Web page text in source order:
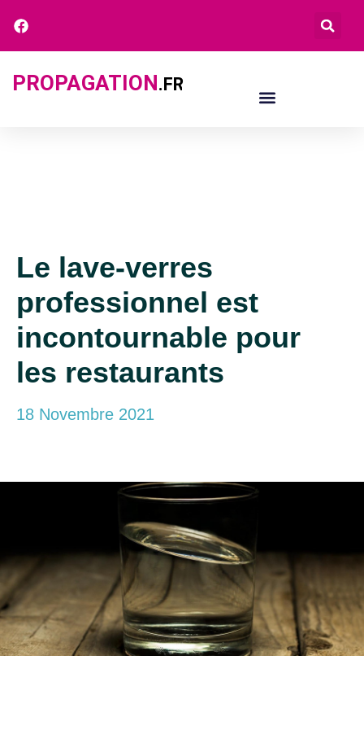
PROPAGATION.FR
Le lave-verres
professionnel est
incontournable pour
les restaurants
18 Novembre 2021